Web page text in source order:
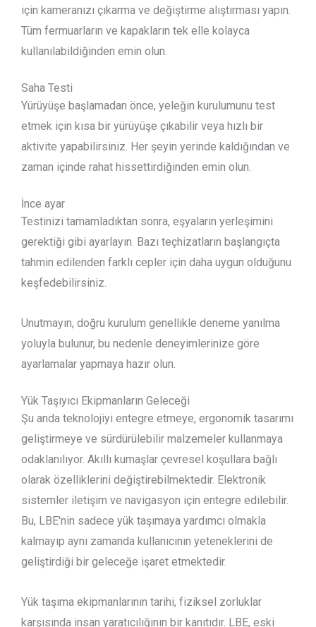
için kameranızı çıkarma ve değiştirme alıştırması yapın.
Tüm fermuarların ve kapakların tek elle kolayca
kullanılabildiğinden emin olun.
Saha Testi
Yürüyüşe başlamadan önce, yeleğin kurulumunu test
etmek için kısa bir yürüyüşe çıkabilir veya hızlı bir
aktivite yapabilirsiniz. Her şeyin yerinde kaldığından ve
zaman içinde rahat hissettirdiğinden emin olun.
İnce ayar
Testinizi tamamladıktan sonra, eşyaların yerleşimini
gerektiği gibi ayarlayın. Bazı teçhizatların başlangıçta
tahmin edilenden farklı cepler için daha uygun olduğunu
keşfedebilirsiniz.
Unutmayın, doğru kurulum genellikle deneme yanılma
yoluyla bulunur, bu nedenle deneyimlerinize göre
ayarlamalar yapmaya hazır olun.
Yük Taşıyıcı Ekipmanların Geleceği
Şu anda teknolojiyi entegre etmeye, ergonomik tasarımı
geliştirmeye ve sürdürülebilir malzemeler kullanmaya
odaklanılıyor. Akıllı kumaşlar çevresel koşullara bağlı
olarak özelliklerini değiştirebilmektedir. Elektronik
sistemler iletişim ve navigasyon için entegre edilebilir.
Bu, LBE'nin sadece yük taşımaya yardımcı olmakla
kalmayıp aynı zamanda kullanıcının yeteneklerini de
geliştirdiği bir geleceğe işaret etmektedir.
Yük taşıma ekipmanlarının tarihi, fiziksel zorluklar
karşısında insan yaratıcılığının bir kanıtıdır. LBE, eski